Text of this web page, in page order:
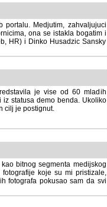
Medjutim, zahvaljujuci veliki
ona se istakla bogatim i
HR) i Dinko Husadzic Sansky
je vise od 60 mladih
statusa demo benda. Ukoliko im
je postignut.
bitnog segmenta medijskog
koje su mi pristizale,
fotografa pokusao sam da svi